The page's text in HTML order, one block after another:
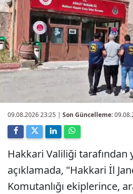
09.08.2026 23:25 | Son Güncelleme:
Hakkari Valiliği tarafından
açıklamada, "Hakkari İl
Komutanlığı ekiplerince,